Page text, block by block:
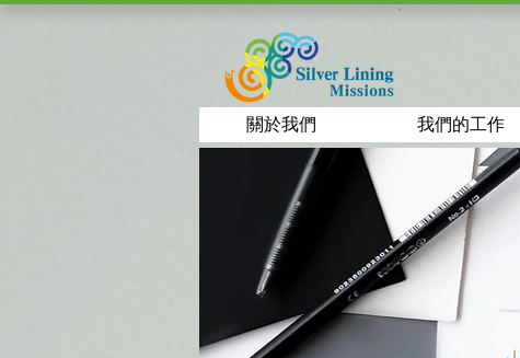
關於我們 我們的工作